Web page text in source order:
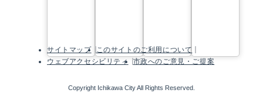
サイトマップ
このサイトのご利用について
ウェブアクセシビリティ
市政へのご意見・ご提案
Copyright Ichikawa City All Rights Reserved.